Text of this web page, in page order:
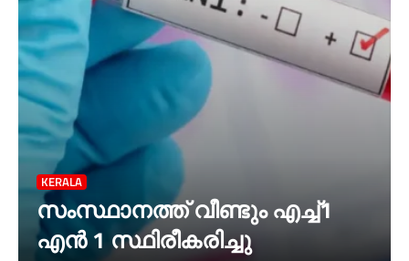
KERALA
സംസ്ഥാനത്ത് വീണ്ടും എച്ച്1
എന്‍ 1 സ്ഥിരീകരിച്ചു